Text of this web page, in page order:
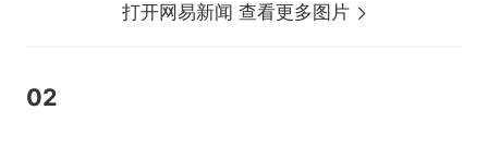
打开网易新闻 查看更多图片
02